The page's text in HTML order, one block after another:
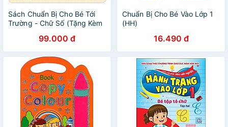
Sách Chuẩn Bị Cho Bé Tới
Trường - Chữ Số (Tặng Kèm
99.000 đ
Chuẩn Bị Cho Bé Vào Lớp 1
(HH)
16.490 đ